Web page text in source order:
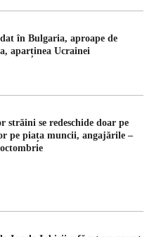
în Bulgaria, aproape de
aparținea Ucrainei
străini se redeschide doar pe
pe piața muncii, angajările –